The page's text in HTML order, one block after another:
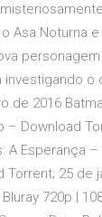
Asa Noturna
investigando
de 2016
– Download
Esperança –
Torrent; 25 de
720p |